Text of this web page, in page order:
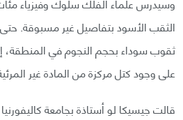
الثقب الأسود بتفاصيل غير مسبوقة.
ثقوب سوداء بحجم النجوم في المنطقة،
على وجود كتل مركزة من المادة غير
قالت جيسيكا لو أستاذة بجامعة